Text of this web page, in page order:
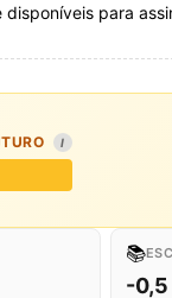
para
I
📚
-0,5